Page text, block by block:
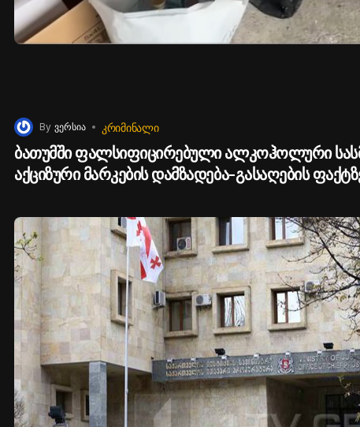
By ვერსია ᲙᲠᲘᲛᲘᲜᲐᲚᲘ
ბათუმში ფალსიფიცირებული ალკოჰოლური
აქციზური მარკების დამზადება-გასაღების